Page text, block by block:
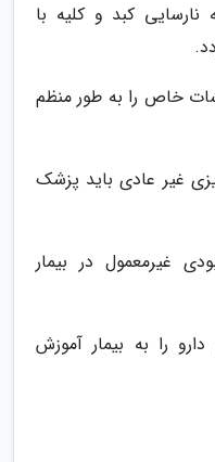
نارسایی کبد و کلیه با
خاص را به طور منظم
غیر عادی باید پزشک
غیرمعمول در بیمار
را به بیمار آموزش